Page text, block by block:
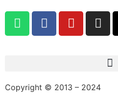
Copyright © 2013 – 2024